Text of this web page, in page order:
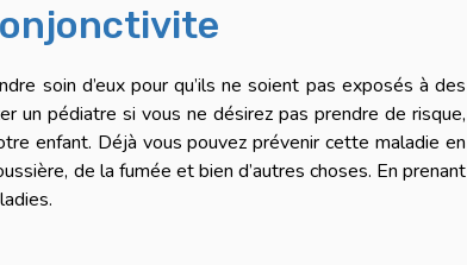
soin d’eux pour qu’ils ne soient pas exposés à des
un pédiatre si vous ne désirez pas prendre de risque,
enfant. Déjà vous pouvez prévenir cette maladie en
de la fumée et bien d’autres choses. En prenant